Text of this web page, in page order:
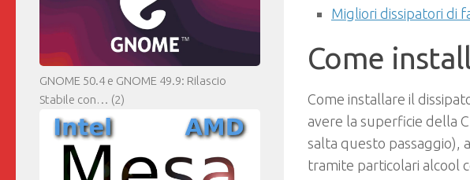
Migliori dissipatori di
Come
Come installare il
avere la superficie della
salta questo passaggio),
tramite particolari alcool
GNOME 50.4 e GNOME 49.9: Rilascio
Stabile con… (2)